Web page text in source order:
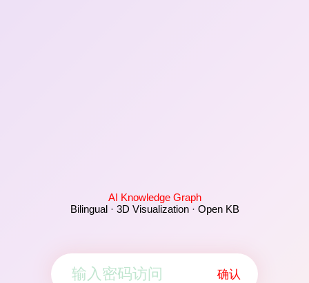
AI Knowledge Graph
Bilingual · 3D Visualization · Open KB
确认